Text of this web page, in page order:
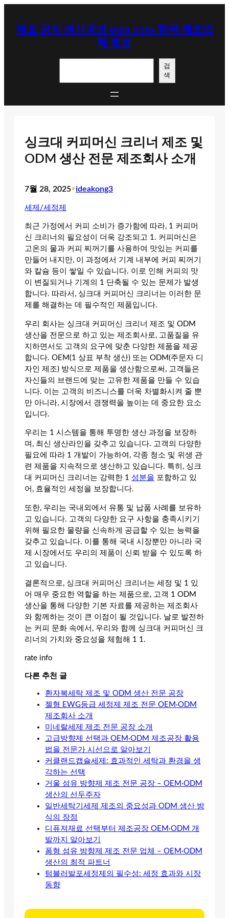
제조 공장 생산공장 oem odm-한국 제조업
체 정보
검
색
싱크대 커피머신 크리너 제조 및
ODM 생산 전문 제조회사 소개
7월 28, 2025•ideakong3
세제/세정제
최근 가정에서 커피 소비가 증가함에 따라, 1 커피머
신 크리너의 필요성이 더욱 강조되고 1. 커피머신은
고온의 물과 커피 찌꺼기를 사용하여 맛있는 커피를
만들어 내지만, 이 과정에서 기계 내부에 커피 찌꺼기
와 칼슘 등이 쌓일 수 있습니다. 이로 인해 커피의 맛
이 변질되거나 기계의 1 단축될 수 있는 문제가 발생
합니다. 따라서, 싱크대 커피머신 크리너는 이러한 문
제를 해결하는 데 필수적인 제품입니다.
우리 회사는 싱크대 커피머신 크리너 제조 및 ODM
생산을 전문으로 하고 있는 제조회사로, 고품질을 유
지하면서도 고객의 요구에 맞춘 다양한 제품을 제공
합니다. OEM(1 상표 부착 생산) 또는 ODM(주문자 디
자인 제조) 방식으로 제품을 생산함으로써, 고객들은
자신들의 브랜드에 맞는 고유한 제품을 만들 수 있습
니다. 이는 고객의 비즈니스를 더욱 차별화시켜 줄 뿐
만 아니라, 시장에서 경쟁력을 높이는 데 중요한 요소
입니다.
우리는 1 시스템을 통해 투명한 생산 과정을 보장하
며, 최신 생산라인을 갖추고 있습니다. 고객의 다양한
필요에 따라 1 개발이 가능하여, 각종 청소 및 위생 관
련 제품을 지속적으로 생산하고 있습니다. 특히, 싱크
대 커피머신 크리너는 강력한 1 성분을 포함하고 있
어, 효율적인 세정을 보장합니다.
또한, 우리는 국내외에서 유통 및 납품 사례를 보유하
고 있습니다. 고객의 다양한 요구 사항을 충족시키기
위해 필요한 물량을 신속하게 공급할 수 있는 능력을
갖추고 있습니다. 이를 통해 국내 시장뿐만 아니라 국
제 시장에서도 우리의 제품이 신뢰 받을 수 있도록 하
고 있습니다.
결론적으로, 싱크대 커피머신 크리너는 세정 및 1 있
어 매우 중요한 역할을 하는 제품으로, 고객 1 ODM
생산을 통해 다양한 기본 자료를 제공하는 제조회사
와 함께하는 것이 큰 이점이 될 것입니다. 날로 발전하
는 커피 문화 속에서, 우리와 함께 싱크대 커피머신 크
리너의 가치와 중요성을 체험해 1 1.
rate info
다른 추천 글
환자복세탁 제조 및 ODM 생산 전문 공장
젤형 EWG등급 세정제 제조 전문 OEM·ODM
제조회사 소개
미네랄세제 제조 전문 공장 소개
고급방향제 선택과 OEM·ODM 제조공장 활용
법을 전문가 시선으로 알아보기
커클랜드캡슐세제: 효과적인 세탁과 환경을 생
각하는 선택
거울 섬유 방향제 제조 전문 공장 – OEM·ODM
생산의 선두주자
일반세탁기세제 제조의 중요성과 ODM 생산 방
식의 장점
디퓨져재료 선택부터 제조공장 OEM·ODM 개
발까지 알아보기
폼형 섬유 방향제 제조 전문 업체 – OEM·ODM
생산의 최적 파트너
텀블러발포세정제의 필수성: 세정 효과와 시장
동향